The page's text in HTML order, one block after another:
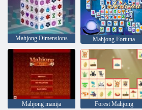
Mahjong Dimensions Mahjong Fortuna
Mahjong manija Forest Mahjong